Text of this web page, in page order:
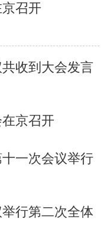
召开
收到大会发言
京召开
一次会议举行
行第二次全体